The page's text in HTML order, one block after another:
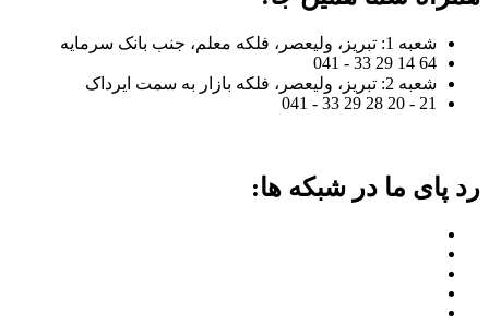
شعبه 1: تبریز، ولیعصر، فلکه معلم، جنب بانک سرمایه
64 14 29 33 - 041
شعبه 2: تبریز، ولیعصر، فلکه بازار به سمت ایرداک
21 - 20 28 29 33 - 041
رد پای ما در شبکه ها: